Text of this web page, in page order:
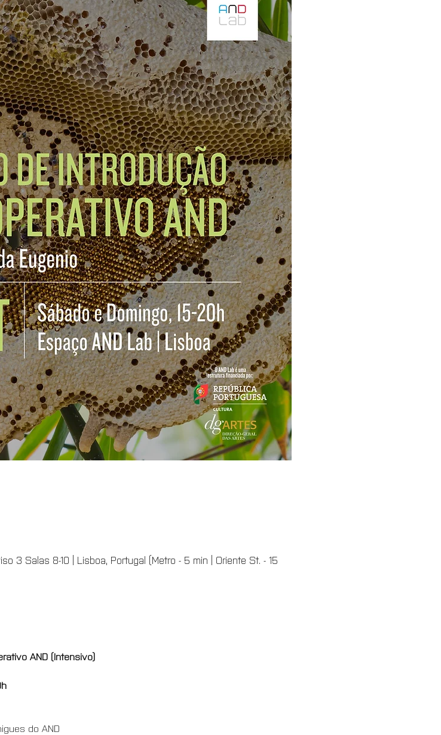
3 Salas 8-10 | Lisboa, Portugal (Metro - 5 min | Oriente St. - 15
AND (Intensivo)
do AND